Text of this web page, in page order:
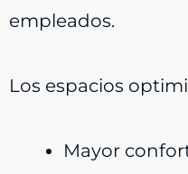
empleados.
Los espacios
Mayor